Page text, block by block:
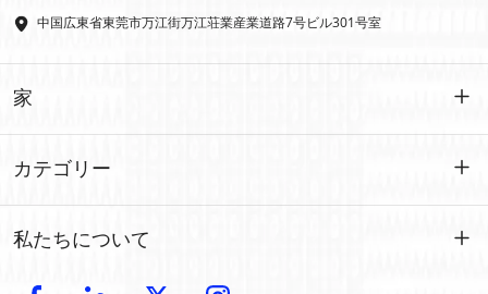
中国広東省東莞市万江街万江荘業産業道路7号ビル301号室
家
製品
カテゴリー
カスタマイズされた
私たちについて